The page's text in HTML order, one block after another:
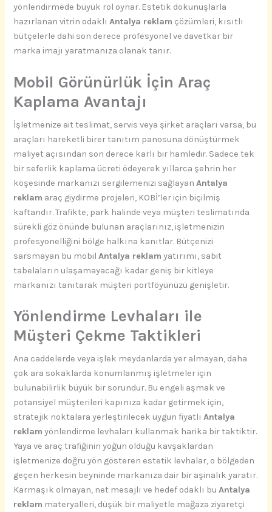
yönlendirmede büyük rol oynar. Estetik dokunuşlarla
hazırlanan vitrin odaklıAntalya reklam çözümleri, kısıtlı
bütçelerle dahi son derece profesyonel ve davetkar bir
marka imajı yaratmanıza olanak tanır.
Mobil Görünürlük İçin Araç
Kaplama Avantajı
İşletmenize ait teslimat, servis veya şirket araçları varsa, bu
araçları hareketli birer tanıtım panosuna dönüştürmek
maliyet açısından son derece karlı bir hamledir. Sadece tek
bir seferlik kaplama ücreti ödeyerek yıllarca şehrin her
köşesinde markanızı sergilemenizi sağlayanAntalya
reklam araç giydirme projeleri, KOBİ’ler için biçilmiş
kaftandır. Trafikte, park halinde veya müşteri teslimatında
sürekli göz önünde bulunan araçlarınız, işletmenizin
profesyonelliğini bölge halkına kanıtlar. Bütçenizi
sarsmayan bu mobilAntalya reklam yatırımı, sabit
tabelaların ulaşamayacağı kadar geniş bir kitleye
markanızı tanıtarak müşteri portföyünüzü genişletir.
Yönlendirme Levhaları ile
Müşteri Çekme Taktikleri
Ana caddelerde veya işlek meydanlarda yer almayan, daha
çok ara sokaklarda konumlanmış işletmeler için
bulunabilirlik büyük bir sorundur. Bu engeli aşmak ve
potansiyel müşterileri kapınıza kadar getirmek için,
stratejik noktalara yerleştirilecek uygun fiyatlıAntalya
reklam yönlendirme levhaları kullanmak harika bir taktiktir.
Yaya ve araç trafiğinin yoğun olduğu kavşaklardan
işletmenize doğru yön gösteren estetik levhalar, o bölgeden
geçen herkesin beyninde markanıza dair bir aşinalık yaratır.
Karmaşık olmayan, net mesajlı ve hedef odaklı buAntalya
reklam materyalleri, düşük bir maliyetle mağaza ziyaretçi